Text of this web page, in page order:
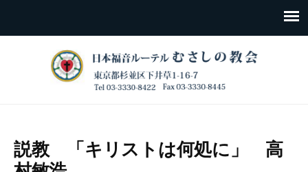
説教 「キリストは何処に」 高